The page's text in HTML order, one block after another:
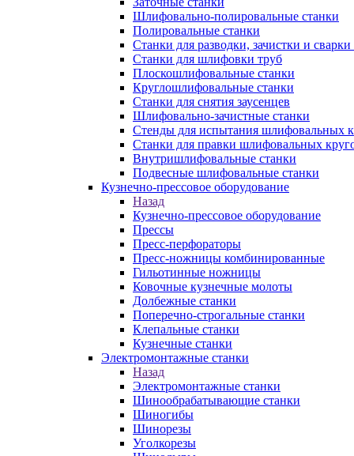
Шлифовально-полировальные станки
Полировальные станки
Станки для разводки, зачистки и сварки
Станки для шлифовки труб
Плоскошлифовальные станки
Круглошлифовальные станки
Станки для снятия заусенцев
Шлифовально-зачистные станки
Стенды для испытания шлифовальных
Станки для правки шлифовальных
Внутришлифовальные станки
Подвесные шлифовальные станки
Кузнечно-прессовое оборудование
Назад
Кузнечно-прессовое оборудование
Прессы
Пресс-перфораторы
Пресс-ножницы комбинированные
Гильотинные ножницы
Ковочные кузнечные молоты
Долбежные станки
Поперечно-строгальные станки
Клепальные станки
Кузнечные станки
Электромонтажные станки
Назад
Электромонтажные станки
Шинообрабатывающие станки
Шиногибы
Шинорезы
Уголкорезы